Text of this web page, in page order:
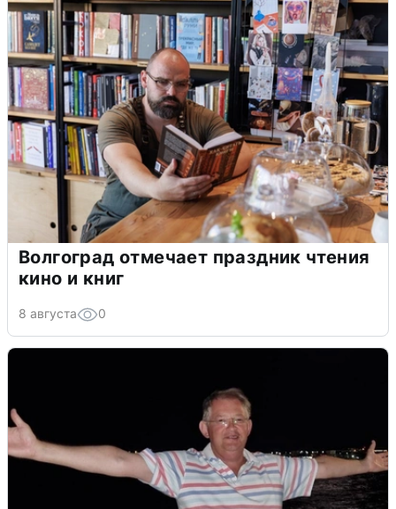
Волгоград отмечает праздник чтения
кино и книг
8 августа 0